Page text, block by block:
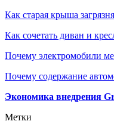
Как старая крыша
Как сочетать диван и
Почему электромобили
Почему содержание
Экономика внедрения
Метки